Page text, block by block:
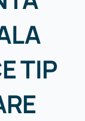
TIP